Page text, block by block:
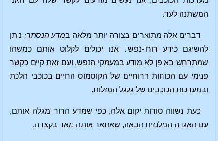
המשתנה לעד.
דברים אלה מתוארים בצורה יותר מלאה במדע הנסתר; ניתן
להשיגם כידע רוחי-נפשי. אנו יכולים לקלוט אותם כמשהו
שמתרחש באופן לא מודע במעמקי הנפש, ועם זאת קיים כקשר
פנימי עם הכוחות הרוחיים של הקוסמוס החיים בכוכבי הלכת
ובמערכות הכוכבים של גלגל המזלות.
כעת נשווה סודות יקום אלה, כפי שמדע הרוח מגלה אותם,
עם האגדה המלנזית הבאה, שאתאר אותה מאד בקצרה.